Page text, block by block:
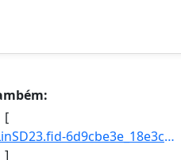
[
3: FID-GeomorfologiaSimbLinSD23.fid-6d9cbe3e_18e3cb6078c_-6863-Folha-SD23-Codigo_Grupo_Genese-4-Nome_Gr]
]